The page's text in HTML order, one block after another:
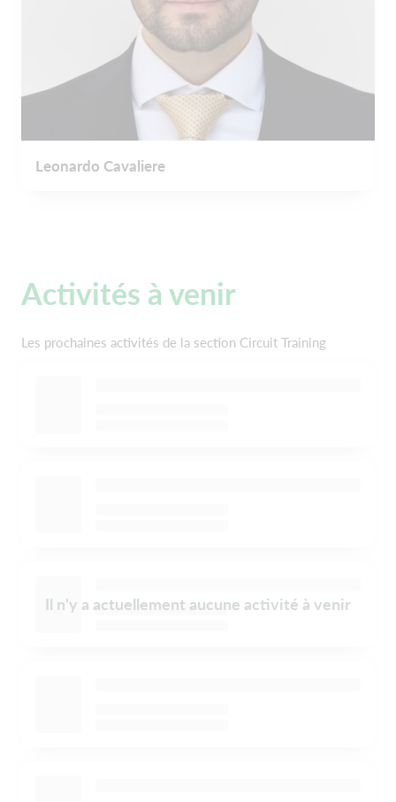
Leonardo Cavaliere
Activités à venir
Les prochaines activités de la section Circuit Training
Il n'y a actuellement aucune activité à venir